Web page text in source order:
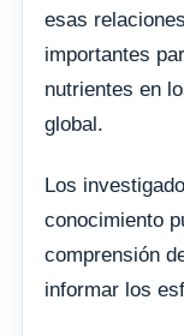
esas
importantes
nutrientes en
global.
Los
conocimiento
comprensión
informar los